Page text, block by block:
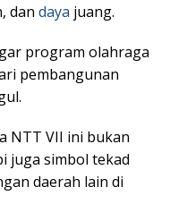
dan daya juang.
program olahraga
pembangunan
NTT VII ini bukan
juga simbol tekad
daerah lain di